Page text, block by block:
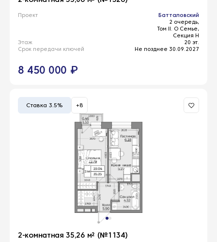
Проект
Батталовский
2 очередь,
Том II. О Семье,
Секция Н
Этаж
20 эт.
Срок передачи ключей
Не позднее 30.09.2027
8 450 000 ₽
Ставка 3.5% +8
2-комнатная 35,26 м² (№1134)